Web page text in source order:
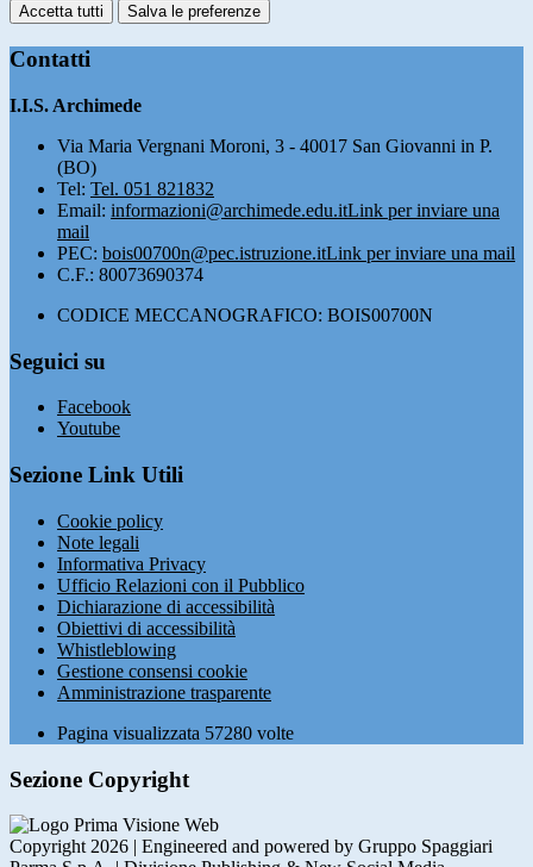
Accetta tutti Salva le preferenze
Contatti
I.I.S. Archimede
Via Maria Vergnani Moroni, 3 - 40017 San Giovanni in P.
(BO)
Tel: Tel. 051 821832
Email: informazioni@archimede.edu.itLink per inviare una
mail
PEC: bois00700n@pec.istruzione.itLink per inviare una mail
C.F.: 80073690374
CODICE MECCANOGRAFICO: BOIS00700N
Seguici su
Facebook
Youtube
Sezione Link Utili
Cookie policy
Note legali
Informativa Privacy
Ufficio Relazioni con il Pubblico
Dichiarazione di accessibilità
Obiettivi di accessibilità
Whistleblowing
Gestione consensi cookie
Amministrazione trasparente
Pagina visualizzata 57280 volte
Sezione Copyright
Copyright 2026 | Engineered and powered by Gruppo Spaggiari